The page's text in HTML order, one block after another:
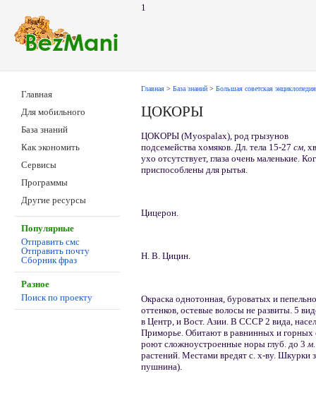
1
Главная
Для мобильного
База знаний
Как экономить
Сервисы
Программы
Другие ресурсы
Популярные
Отправить смс
Отправить почту
Сборник фраз
Разное
Поиск по проекту
Главная > База знаний > Большая советская энциклопедия
ЦОКОРЫ
ЦОКОРЫ (Myospalax), род грызунов
подсемейства хомяков. Дл. тела 15-27 см,
ухо отсутствует, глаза очень маленькие.
приспособлены для рытья.
Цицерон.
Н. В. Цицин.
Окраска однотонная, буроватых и
оттенков, остевые волосы не развиты. 5
в Центр, и Вост. Азии. В СССР 2 вида,
Приморье. Обитают в равнинных и горных
роют сложноустроенные норы глуб. до 3
растений. Местами вредят с. х-ву. Шкурки
пушнина).